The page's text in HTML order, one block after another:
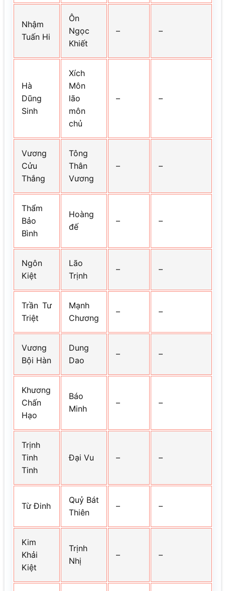
Nhậm
Tuấn Hi
Ôn
Ngọc
Khiết
– –
Hà
Dũng
Sinh
Xích
Môn
lão
môn
chủ
– –
Vương
Cửu
Thắng
Tông
Thân
Vương
– –
Thẩm
Bảo
Bình
Hoàng
đế
– –
Ngôn
Kiệt
Lão
Trịnh
– –
Trần Tư
Triệt
Mạnh
Chương
– –
Vương
Bội Hàn
Dung
Dao
– –
Khương
Chấn
Hạo
Báo
Minh
– –
Trịnh
Tinh
Tinh
Đại Vu – –
Từ Đinh
Quỷ Bát
Thiên
– –
Kim
Khải
Kiệt
Trịnh
Nhị
– –